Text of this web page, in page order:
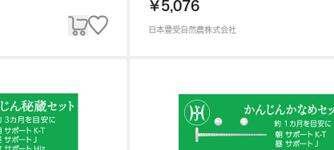
￥5,076
日本豊受自然農株式会社